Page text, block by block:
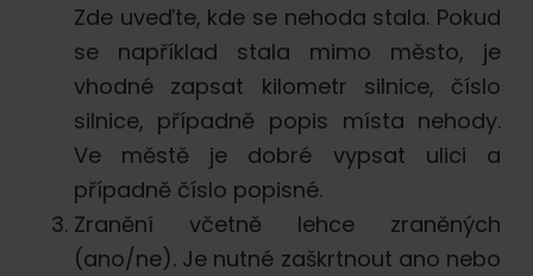
Zde uveďte, kde se nehoda stala. Pokud
se například stala mimo město, je
vhodné zapsat kilometr silnice, číslo
silnice, případně popis místa nehody.
Ve městě je dobré vypsat ulici a
případně číslo popisné.
Zranění včetně lehce zraněných
(ano/ne). Je nutné zaškrtnout ano nebo